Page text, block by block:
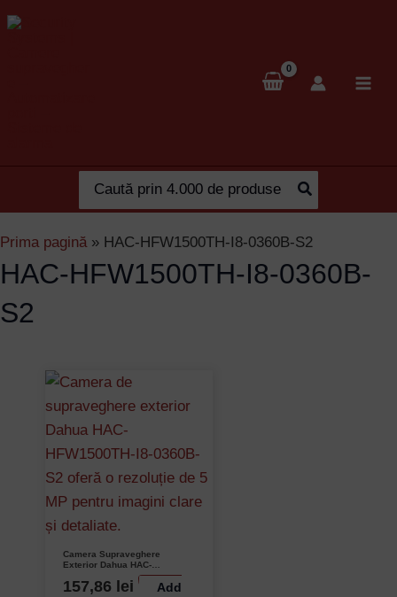
Skip
to
for:
Prima pagină» HAC-HFW1500TH-I8-0360B-S2
HAC-HFW1500TH-I8-0360B-
S2
Camera Supraveghere
Exterior Dahua HAC-
HFW1500TH-I8-0360B-S2, 5
MP, IR 80 m, Lentila 3.6 mm,
157,86 lei
Add